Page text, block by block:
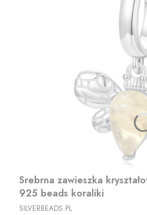
Srebrna zawieszka
925 beads koraliki
PRODUCENT
SILVERBEADS.PL